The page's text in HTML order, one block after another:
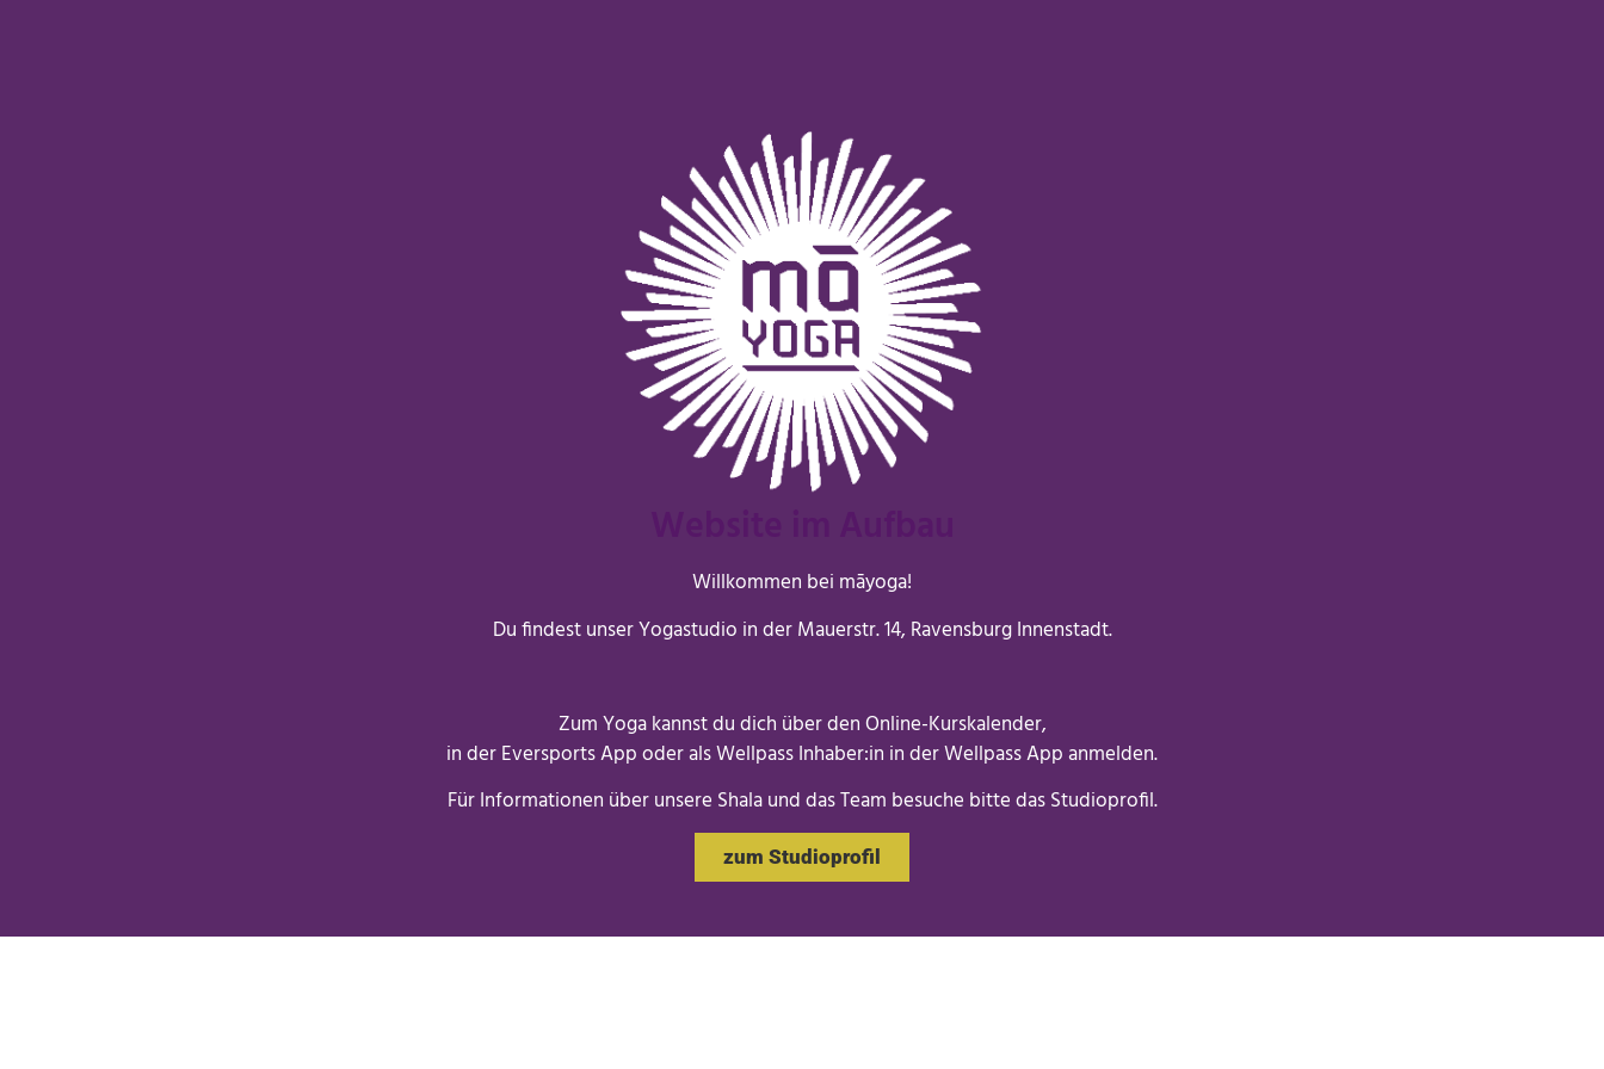
Willkommen bei māyoga!
Du findest unser Yogastudio in der Mauerstr. 14, Ravensburg Innenstadt.
Zum Yoga kannst du dich über den Online-Kurskalender,
in der Eversports App oder als Wellpass Inhaber:in in der Wellpass App anmelden.
Für Informationen über unsere Shala und das Team besuche bitte das Studioprofil.
zum Studioprofil